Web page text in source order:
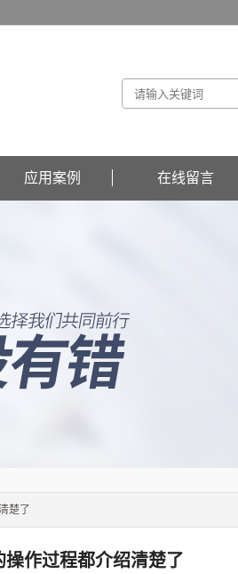
应用案例 在线留言
楚了
作过程都介绍清楚了